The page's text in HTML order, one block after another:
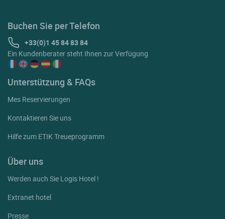
Buchen Sie per Telefon
+33(0)1 45 84 83 84
Ein Kundenberater steht Ihnen zur Verfügung
Unterstützung & FAQs
Mes Reservierungen
Kontaktieren Sie uns
Hilfe zum ETIK Treueprogramm
Über uns
Werden auch Sie Logis Hotel !
Extranet hotel
Presse